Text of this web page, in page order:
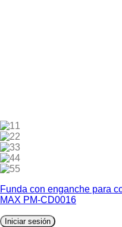
1
2
3
4
5
Funda con enganche para
MAX PM-CD0016
Iniciar sesión